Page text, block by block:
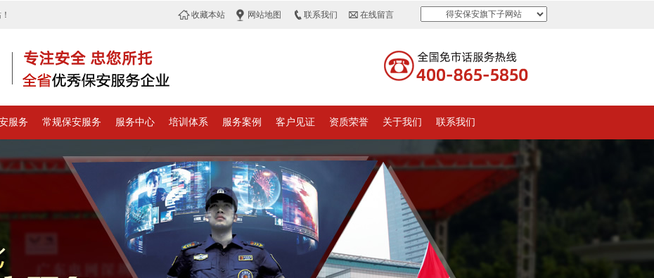
收藏本站 网站地图 联系我们 在线留言 得安保安旗下子网站
服务 常规保安服务 服务中心 培训体系 服务案例 客户见证 资质荣誉 关于我们 联系我们